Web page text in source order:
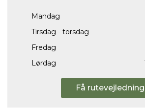
Mandag
Tirsdag - torsdag
Fredag
Lørdag
Få rutevejledning